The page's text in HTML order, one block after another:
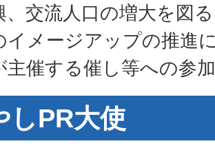
、交流人口の増大を図
イメージアップの推進
主催する催し等への参
しPR大使